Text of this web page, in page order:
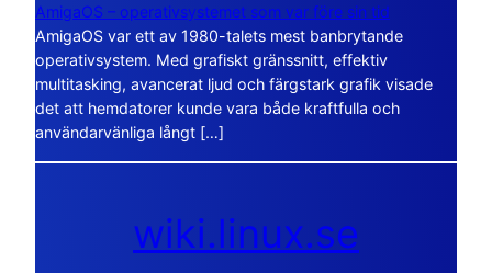
AmigaOS – operativsystemet som var före sin tid
AmigaOS var ett av 1980-talets mest banbrytande
operativsystem. Med grafiskt gränssnitt, effektiv
multitasking, avancerat ljud och färgstark grafik visade
det att hemdatorer kunde vara både kraftfulla och
användarvänliga långt […]
wiki.linux.se